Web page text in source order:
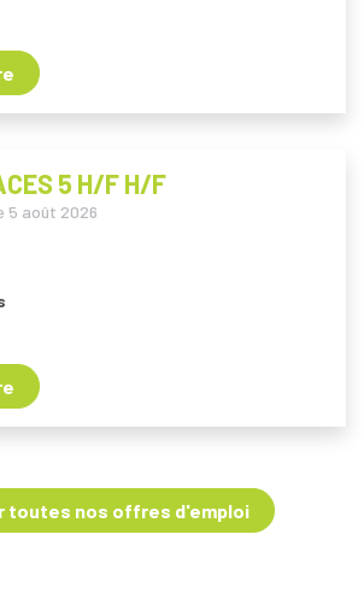
5 H/F H/F
5 août 2026
toutes nos offres d'emploi